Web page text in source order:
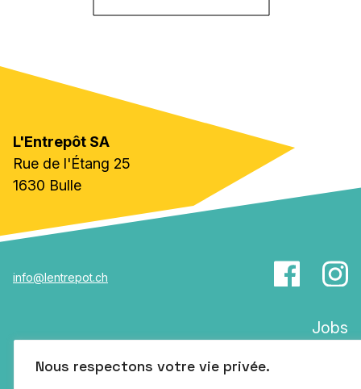
Nous respectons votre vie privée.
L'Entrepôt SA
Rue de l'Étang 25
1630 Bulle
info@lentrepot.ch
Jobs
Infos pratiques